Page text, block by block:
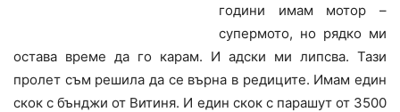
години имам мотор –
супермото, но рядко ми
остава време да го карам. И адски ми липсва. Тази
пролет съм решила да се върна в редиците. Имам един
скок с бънджи от Витиня. И един скок с парашут от 3500